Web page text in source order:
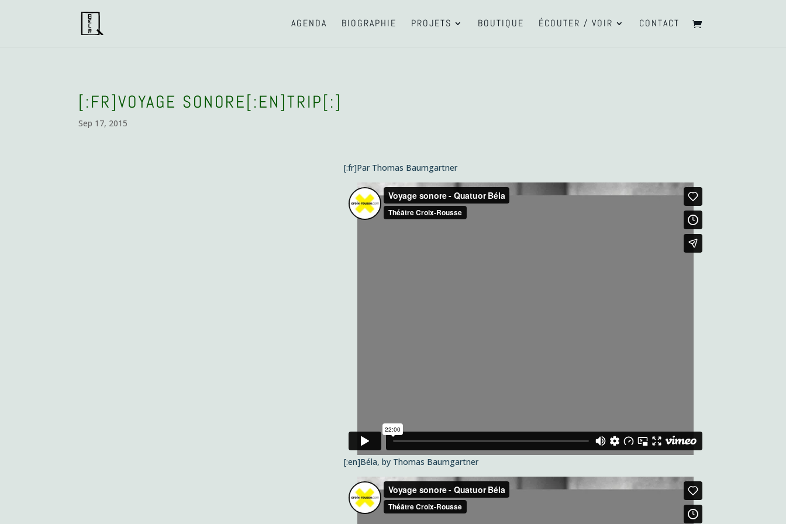
AGENDA BIOGRAPHIE PROJETS BOUTIQUE ÉCOUTER / VOIR CONTACT
[:FR]VOYAGE SONORE[:EN]TRIP[:]
Sep 17, 2015
[:fr]Par Thomas Baumgartner
[:en]Béla, by Thomas Baumgartner